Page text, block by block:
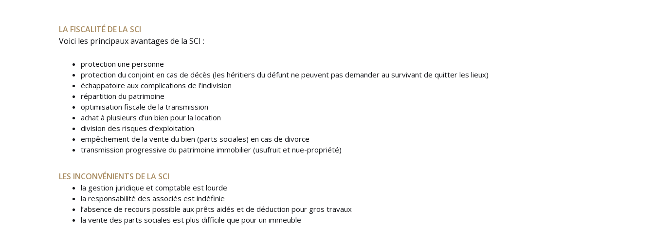
LA FISCALITÉ DE LA SCI
Voici les principaux avantages de la SCI :
protection une personne
protection du conjoint en cas de décès (les héritiers du défunt ne peuvent pas demander au survivant de quitter les lieux)
échappatoire aux complications de l’indivision
répartition du patrimoine
optimisation fiscale de la transmission
achat à plusieurs d’un bien pour la location
division des risques d’exploitation
empêchement de la vente du bien (parts sociales) en cas de divorce
transmission progressive du patrimoine immobilier (usufruit et nue-propriété)
LES INCONVÉNIENTS DE LA SCI
la gestion juridique et comptable est lourde
la responsabilité des associés est indéfinie
l’absence de recours possible aux prêts aidés et de déduction pour gros travaux
la vente des parts sociales est plus difficile que pour un immeuble